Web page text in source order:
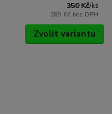
350 Kč/ks
289 Kč bez DPH
Zvolit variantu